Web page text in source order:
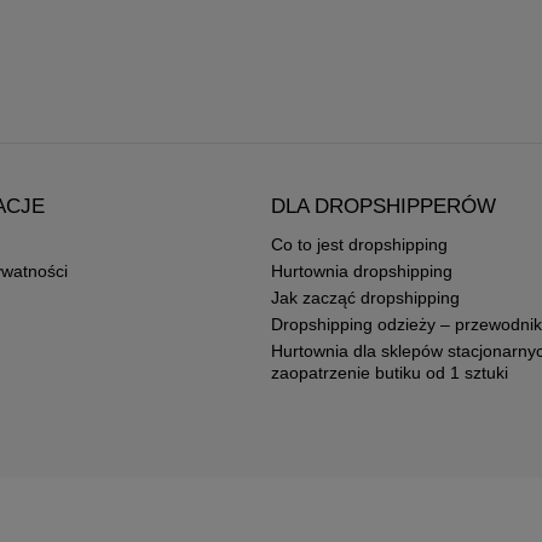
DLA DROPSHIPPERÓW
Co to jest dropshipping
Hurtownia dropshipping
Jak zacząć dropshipping
Dropshipping odzieży – przewodnik
Hurtownia dla sklepów
zaopatrzenie butiku od 1 sztuki